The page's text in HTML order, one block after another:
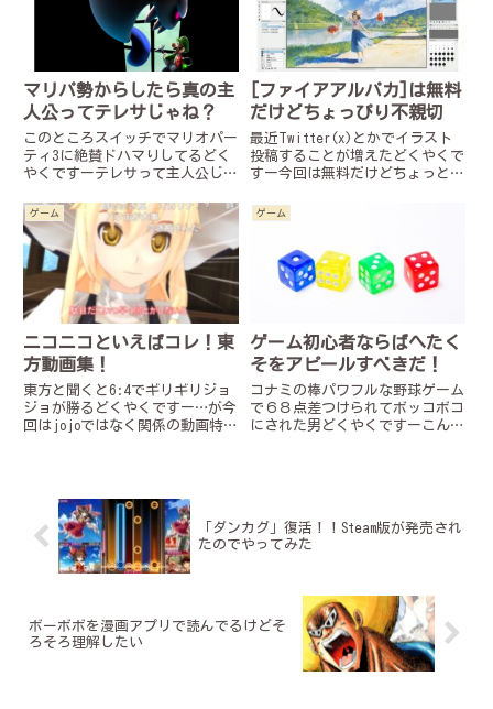
もないです。それでもいいよ！っ
況はもはや過去の遺物と化して
い...
マリパ勢からしたら真の主
人公ってテレサじゃね？
このところスイッチでマリオパー
ティ3に絶賛ドハマりしてるどく
やくですーテレサって主人公じゃ
イージマンションシリーズなど
様々なシリーズで活躍している彼
（彼女？）マリオパーティシリー
ズではスターを奪いとってくれる
ま...
[ファイアアルパカ]は無料
だけどちょっぴり不親切
最近Twitter(x)とかでイラスト
投稿することが増えたどくやくで
すー今回は無料だけどちょっとだ
ル、をご紹介しますー無料ってだ
アルパカのダウンロードは...
ゲーム
ニコニコといえばコレ！東
方動画集！
東方と聞くと6:4でギリギリジョ
ジョが勝るどくやくですー…が今
回はjojoではなく関係の動画特集
ますそこで今回はニコニコ動画
Re(仮)で見ることのでき...
ゲーム
ゲーム初心者ならばへたく
そをアピールすべきだ！
コナミの棒パワフルな野球ゲーム
で６８点差つけられてボッコボコ
にされた男どくやくですーこんな
レ...
「ダンカグ」復活！！Steam版が発売され
たのでやってみた
ボーボボを漫画アプリで読んでるけどそ
ろそろ理解したい